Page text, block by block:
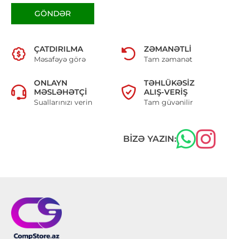
GÖNDƏR
ÇATDIRILMA
Məsafəyə görə
ZƏMANƏTLI
Tam zəmanət
ONLAYN
MƏSLƏHƏTÇI
Suallarınızı verin
TƏHLÜKƏSIZ
ALIŞ-VERIŞ
Tam güvənilir
BIZƏ YAZIN: